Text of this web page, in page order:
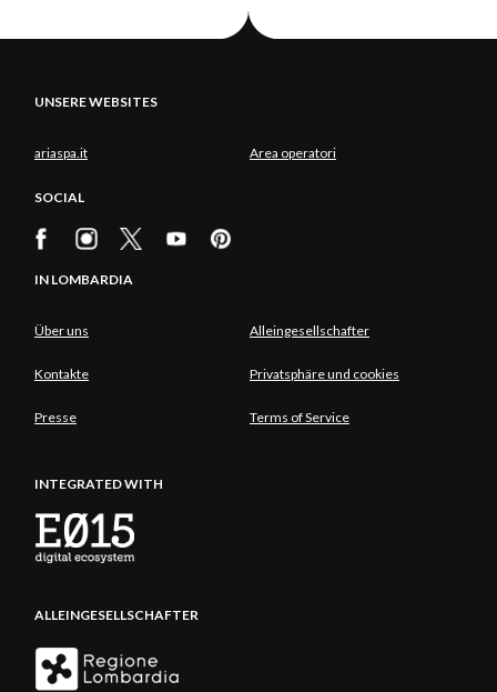
UNSERE WEBSITES
ariaspa.it Area operatori
SOCIAL
IN LOMBARDIA
Über uns Alleingesellschafter
Kontakte Privatsphäre und cookies
Presse Terms of Service
INTEGRATED WITH
ALLEINGESELLSCHAFTER